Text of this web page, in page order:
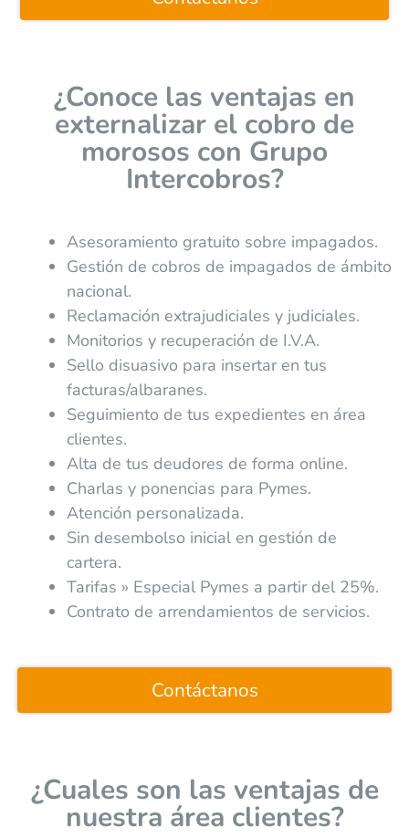
¿Conoce las ventajas en
externalizar el cobro de
morosos con Grupo
Intercobros?
Asesoramiento gratuito sobre impagados.
Gestión de cobros de impagados de ámbito
nacional.
Reclamación extrajudiciales y judiciales.
Monitorios y recuperación de I.V.A.
Sello disuasivo para insertar en tus
facturas/albaranes.
Seguimiento de tus expedientes en área
clientes.
Alta de tus deudores de forma online.
Charlas y ponencias para Pymes.
Atención personalizada.
Sin desembolso inicial en gestión de
cartera.
Tarifas » Especial Pymes a partir del 25%.
Contrato de arrendamientos de servicios.
Contáctanos
¿Cuales son las ventajas de
nuestra área clientes?